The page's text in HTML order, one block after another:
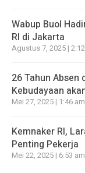
Wabup Buol
RI di Jakarta
Agustus 7, 2025 |
26 Tahun Absen
Kebudayaan
Mei 27, 2025 | 1:46
Kemnaker RI,
Penting Pekerja
Mei 22, 2025 | 6:53